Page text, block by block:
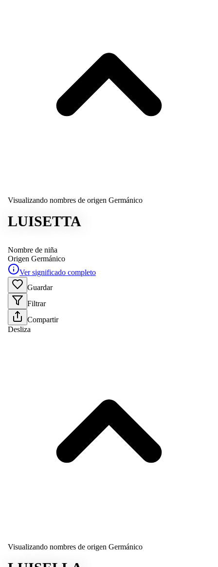
Visualizando nombres de origen Germánico
LUISETTA
Nombre de niña
Origen Germánico
Ver significado completo
Guardar
Filtrar
Compartir
Desliza
Visualizando nombres de origen Germánico